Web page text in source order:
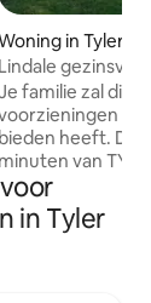
van
in Tyler
Lindale
|
familie zal
bieden heeft.
minuten van
mijl van Miranda
PISTOOL, 35 minuten vanaf de EERSTE
in Tyler